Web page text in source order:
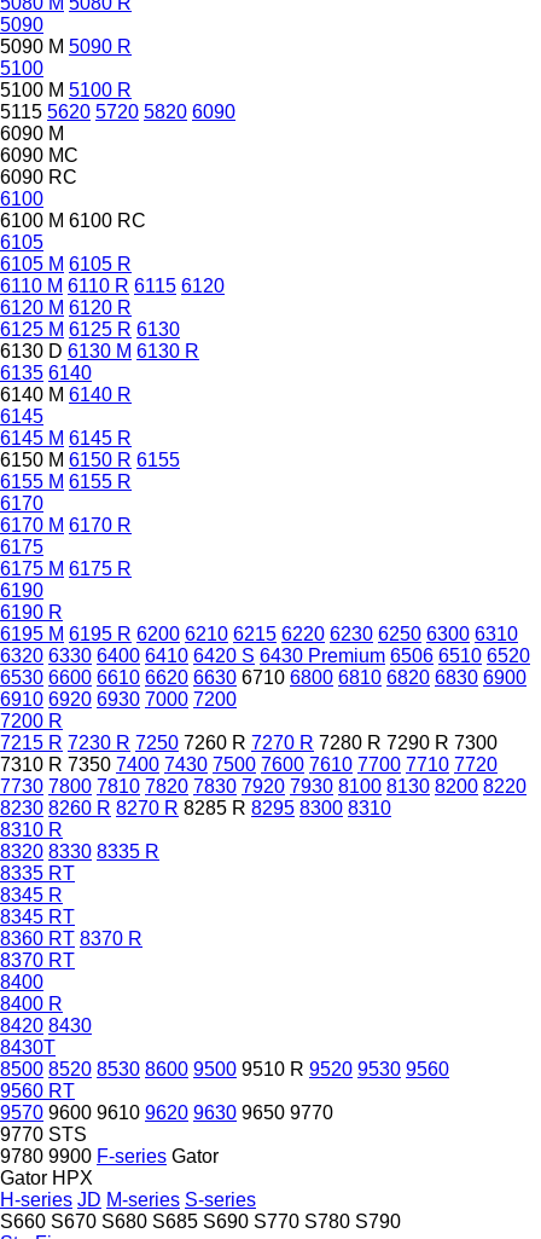
5090
5090 M 5090 R
5100
5100 M 5100 R
5115 5620 5720 5820 6090
6090 M
6090 MC
6090 RC
6100
6100 M 6100 RC
6105
6105 M 6105 R
6110 M 6110 R 6115 6120
6120 M 6120 R
6125 M 6125 R 6130
6130 D 6130 M 6130 R
6135 6140
6140 M 6140 R
6145
6145 M 6145 R
6150 M 6150 R 6155
6155 M 6155 R
6170
6170 M 6170 R
6175
6175 M 6175 R
6190
6190 R
6195 M 6195 R 6200 6210 6215 6220 6230 6250 6300 6310
6320 6330 6400 6410 6420 S 6430 Premium 6506 6510 6520
6530 6600 6610 6620 6630 6710 6800 6810 6820 6830 6900
6910 6920 6930 7000 7200
7200 R
7215 R 7230 R 7250 7260 R 7270 R 7280 R 7290 R 7300
7310 R 7350 7400 7430 7500 7600 7610 7700 7710 7720
7730 7800 7810 7820 7830 7920 7930 8100 8130 8200 8220
8230 8260 R 8270 R 8285 R 8295 8300 8310
8310 R
8320 8330 8335 R
8335 RT
8345 R
8345 RT
8360 RT 8370 R
8370 RT
8400
8400 R
8420 8430
8430T
8500 8520 8530 8600 9500 9510 R 9520 9530 9560
9560 RT
9570 9600 9610 9620 9630 9650 9770
9770 STS
9780 9900 F-series Gator
Gator HPX
H-series JD M-series S-series
S660 S670 S680 S685 S690 S770 S780 S790